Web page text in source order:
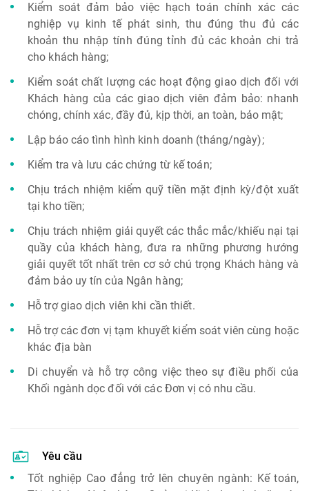
Kiểm soát đảm bảo việc hạch toán chính xác các
nghiệp vụ kinh tế phát sinh, thu đúng thu đủ các
khoản thu nhập tính đúng tỉnh đủ các khoản chi trả
cho khách hàng;
Kiểm soát chất lượng các hoạt động giao dịch đối với
Khách hàng của các giao dịch viên đảm bảo: nhanh
chóng, chính xác, đầy đủ, kịp thời, an toàn, bảo mật;
Lập báo cáo tình hình kinh doanh (tháng/ngày);
Kiểm tra và lưu các chứng từ kế toán;
Chịu trách nhiệm kiểm quỹ tiền mặt định kỳ/đột xuất
tại kho tiền;
Chịu trách nhiệm giải quyết các thắc mắc/khiếu nại tại
quầy của khách hàng, đưa ra những phương hướng
giải quyết tốt nhất trên cơ sở chú trọng Khách hàng và
đảm bảo uy tín của Ngân hàng;
Hỗ trợ giao dịch viên khi cần thiết.
Hỗ trợ các đơn vị tạm khuyết kiểm soát viên cùng hoặc
khác địa bàn
Di chuyển và hỗ trợ công việc theo sự điều phối của
Khối ngành dọc đối với các Đơn vị có nhu cầu.
Yêu cầu
Tốt nghiệp Cao đẳng trở lên chuyên ngành: Kế toán,